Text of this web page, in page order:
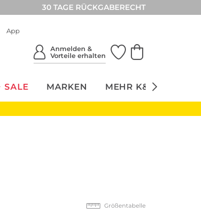
30 TAGE RÜCKGABERECHT
App
Anmelden &
Vorteile erhalten
SALE MARKEN MEHR K&Ö
Größentabelle